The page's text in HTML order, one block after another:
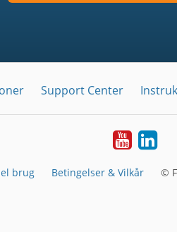
Support Center
YouTube
brug Betingelser & Vilkår ©